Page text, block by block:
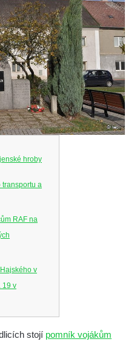
hroby
a
RAF na
v
19 v
hřbitově v
stojí pomník vojákům